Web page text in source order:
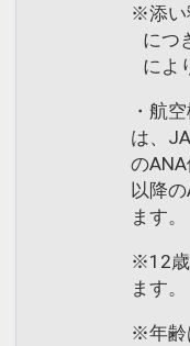
※添い
につ
によ
・航
は、
の
以降
ます。
※12歳
ます。
※年齢